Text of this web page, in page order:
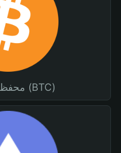
محفظة بيتكوين (BTC)